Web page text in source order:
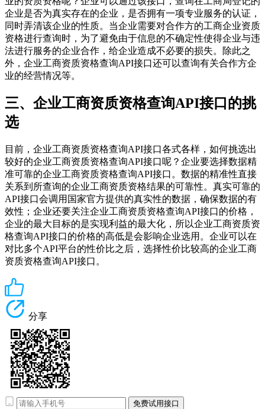
企业是否为真实存在的企业，是否拥有一项专业服务的认证，
同时弄清该企业的性质。当企业需要对合作方的工商企业资质
资格进行查询时，为了避免由于信息的不确定性使得企业与违
法进行服务的企业合作，给企业造成不必要的损失。除此之
外，企业工商资质资格查询API接口还可以查询有关合作方企
业的经营情况等。
三、企业工商资质资格查询API接口的挑
选
目前，企业工商资质资格查询API接口各式各样，如何挑选出
较好的企业工商资质资格查询API接口呢？企业要选择数据精
准可靠的企业工商资质资格查询API接口。数据的精准性直接
关系到所查询的企业工商资质资格结果的可靠性。真实可靠的
API接口会调用国家官方提供的真实性的数据，确保数据的有
效性；企业还要关注企业工商资质资格查询API接口的价格，
企业的最大目标的是实现利益的最大化，所以企业工商资质资
格查询API接口的价格的高低是会影响企业选用。企业可以在
对比多个API平台的性价比之后，选择性价比较高的企业工商
资质资格查询API接口。
分享
免费试用接口